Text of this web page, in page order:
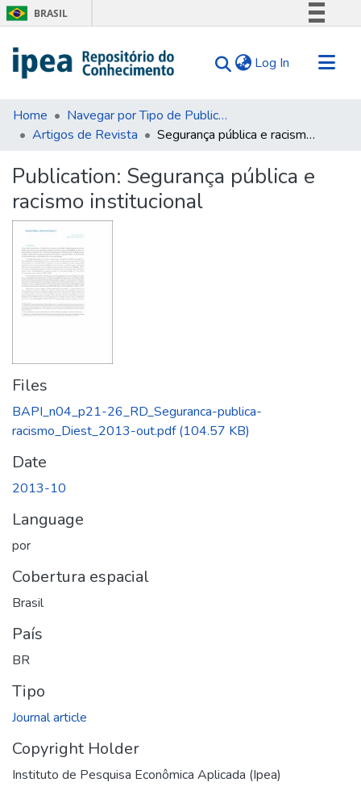
BRASIL
Comunica BR
Acesso à informação
Legislação
Log In (current)
Communities & Collections
Search for
Statistics
Home
Navegar por Tipo de Publicação
Artigos de Revista
Segurança pública e racismo institucional
Publication: Segurança pública e
racismo institucional
Files
BAPI_n04_p21-26_RD_Seguranca-publica-
racismo_Diest_2013-out.pdf(104.57 KB)
Date
2013-10
Language
por
Cobertura espacial
Brasil
País
BR
Tipo
Journal article
Copyright Holder
Instituto de Pesquisa Econômica Aplicada (Ipea)